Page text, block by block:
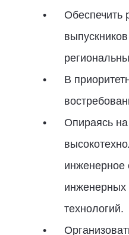
Обеспечить
В
Опираясь на
инженерное
инженерных
технологий.